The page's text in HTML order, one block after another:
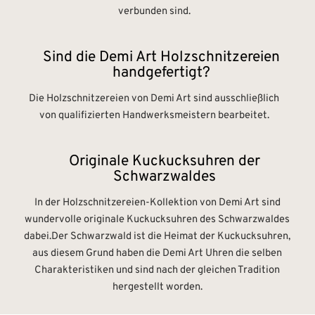
verbunden sind.
Sind die Demi Art Holzschnitzereien
handgefertigt?
Die Holzschnitzereien von Demi Art sind ausschließlich
von qualifizierten Handwerksmeistern bearbeitet.
Originale Kuckucksuhren der
Schwarzwaldes
In der Holzschnitzereien-Kollektion von Demi Art sind
wundervolle originale Kuckucksuhren des Schwarzwaldes
dabei.Der Schwarzwald ist die Heimat der Kuckucksuhren,
aus diesem Grund haben die Demi Art Uhren die selben
Charakteristiken und sind nach der gleichen Tradition
hergestellt worden.